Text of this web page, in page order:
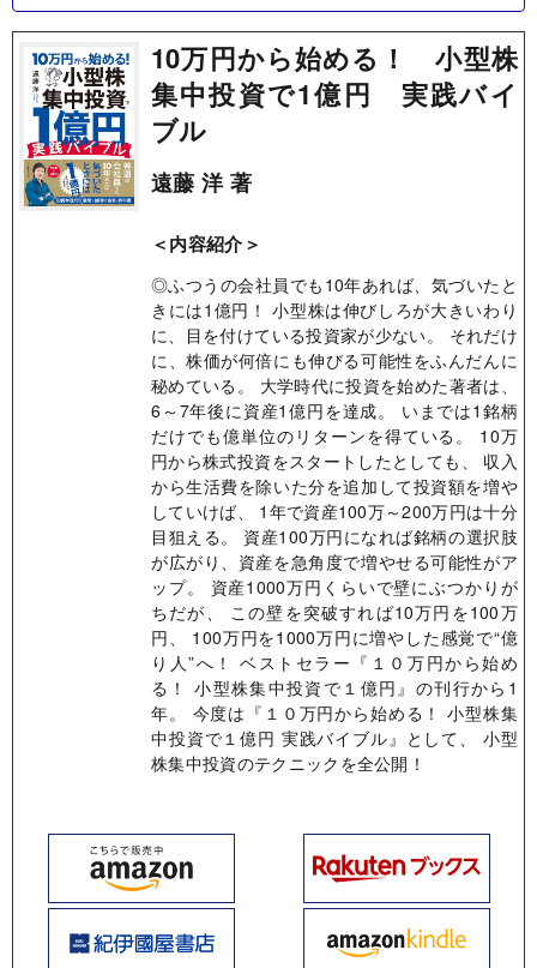
10万円から始める！ 小型株
集中投資で1億円 実践バイ
ブル
遠藤 洋 著
＜内容紹介＞
◎ふつうの会社員でも10年あれば、気づいたと
きには1億円！ 小型株は伸びしろが大きいわり
に、目を付けている投資家が少ない。 それだけ
に、株価が何倍にも伸びる可能性をふんだんに
秘めている。 大学時代に投資を始めた著者は、
6～7年後に資産1億円を達成。 いまでは1銘柄
だけでも億単位のリターンを得ている。 10万
円から株式投資をスタートしたとしても、 収入
から生活費を除いた分を追加して投資額を増や
していけば、 1年で資産100万～200万円は十分
目狙える。 資産100万円になれば銘柄の選択肢
が広がり、資産を急角度で増やせる可能性がア
ップ。 資産1000万円くらいで壁にぶつかりが
ちだが、 この壁を突破すれば10万円を100万
円、 100万円を1000万円に増やした感覚で“億
り人”へ！ ベストセラー『１０万円から始め
る！ 小型株集中投資で１億円』の刊行から1
年。 今度は『１０万円から始める！ 小型株集
中投資で１億円 実践バイブル』として、 小型
株集中投資のテクニックを全公開！